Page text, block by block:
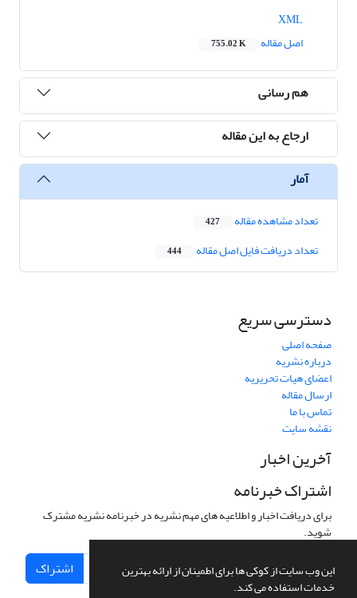
این وب سایت از کوکی ها برای اطمینان از ارائه بهترین
خدمات استفاده می کند.
اصل مقاله
755.02 K
هم رسانی
ارجاع به این مقاله
آمار
تعداد مشاهده مقاله 427
تعداد دریافت فایل اصل مقاله 444
دسترسی سریع
صفحه اصلی
درباره نشریه
اعضای هیات تحریریه
ارسال مقاله
تماس با ما
نقشه سایت
آخرین اخبار
اشتراک خبرنامه
برای دریافت اخبار و اطلاعیه های مهم نشریه در خبرنامه نشریه مشترک
شوید.
اشتراک